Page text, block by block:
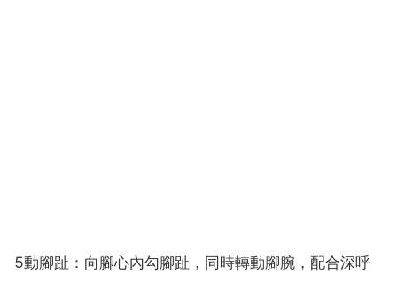
5動腳趾：向腳心內勾腳趾，同時轉動腳腕，配合深呼